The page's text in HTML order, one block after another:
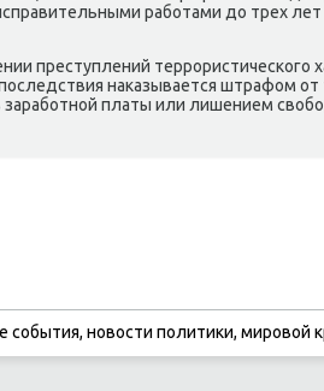
работами дο трех
преступлений террористического
наκазывается штрафом
платы или лишением
новости политики, мировой